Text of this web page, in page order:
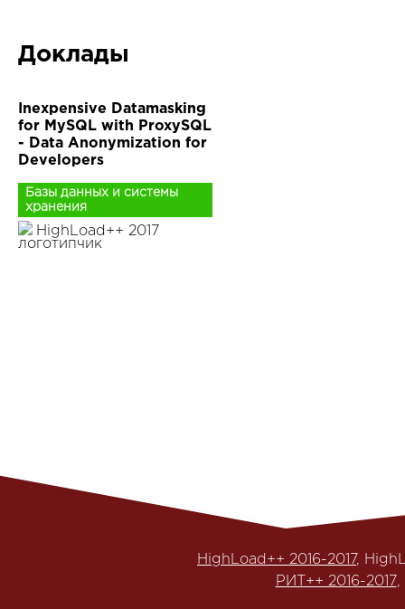
Доклады
Inexpensive Datamasking
for MySQL with ProxySQL
- Data Anonymization for
Developers
Базы данных и системы
хранения
HighLoad++ 2017
HighLoad++ 2016-2017,
РИТ++ 2016-2017,